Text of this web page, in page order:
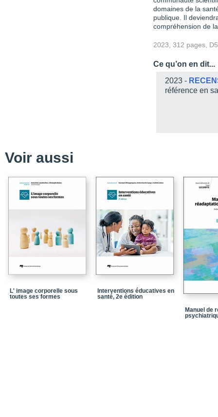
domaines de la
publique. Il
compréhension de
2023, 312 pages,
Ce qu’on en dit...
2023 -
référence en
Voir aussi
L' image corporelle sous
toutes ses formes
Interventions éducatives en
santé, 2e édition
Manuel de